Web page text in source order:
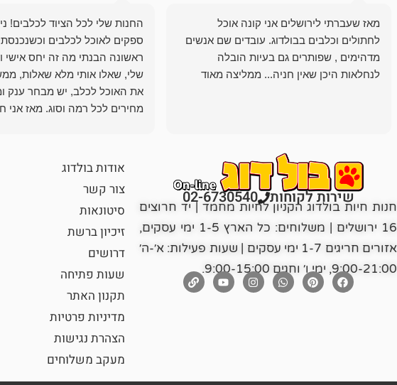
מאז שעברתי לירושלים אני קונה אוכל
לחתולים וכלבים בבולדוג. עובדים שם אנשים
מדהימים , שפותרים גם בעיות הובלה
לנחלאות היכן שאין חניה... ממליצה מאוד
החנות שלי לכל הציוד לכלבים!
ספקים לאוכל לכלבים
ראשונה הבנתי מה זה יחס אישי
שלי, שאלו אותי מלא שאלות,
את האוכל לכלב, יש מבחר ענק
מחירים לכל רמה וסוג. מאז אני
שירות לקוחות 02-6730540
חנות חיות בולדוג הקניון לחיות מחמד | יד חרוצים
16 ירושלים | משלוחים: כל הארץ 1-5 ימי עסקים,
אזורים חריגים 1-7 ימי עסקים | שעות פעילות: א׳-ה׳
9:00-21:00, ימי ו׳ וחגים 9:00-15:00.
אודות בולדוג
צור קשר
סיטונאות
זיכיון ברשת
דרושים
שעות פתיחה
תקנון האתר
מדיניות פרטיות
הצהרת נגישות
מעקב משלוחים